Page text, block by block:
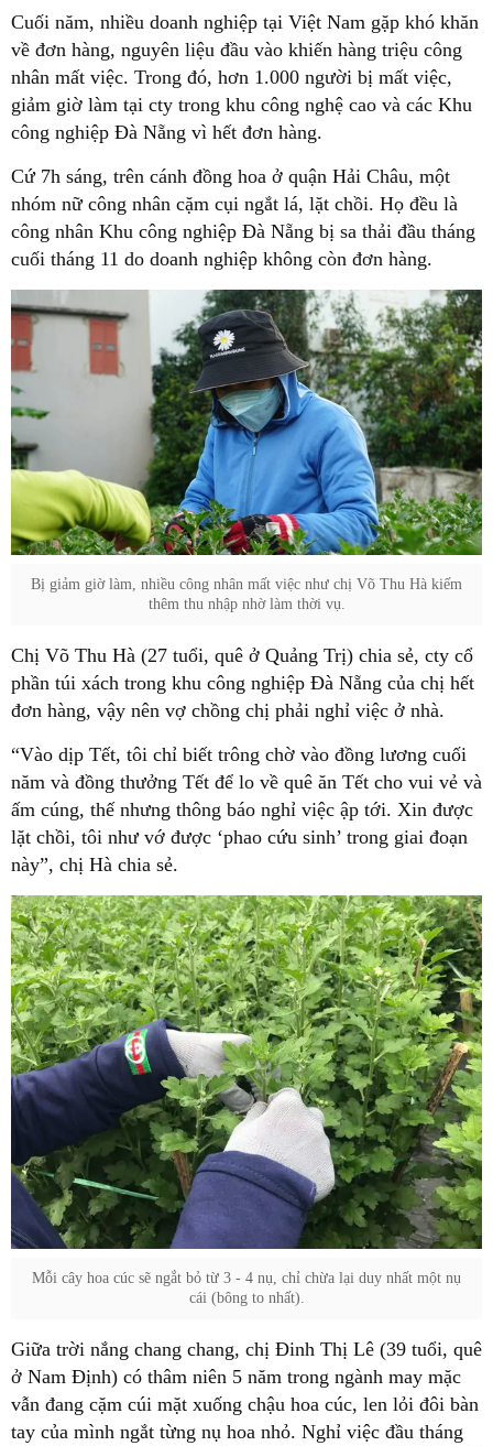
Cuối năm, nhiều doanh nghiệp tại Việt Nam gặp khó khăn
về đơn hàng, nguyên liệu đầu vào khiến hàng triệu công
nhân mất việc. Trong đó, hơn 1.000 người bị mất việc,
giảm giờ làm tại cty trong khu công nghệ cao và các Khu
công nghiệp Đà Nẵng vì hết đơn hàng.
Cứ 7h sáng, trên cánh đồng hoa ở quận Hải Châu, một
nhóm nữ công nhân cặm cụi ngắt lá, lặt chồi. Họ đều là
công nhân Khu công nghiệp Đà Nẵng bị sa thải đầu tháng
cuối tháng 11 do doanh nghiệp không còn đơn hàng.
Bị giảm giờ làm, nhiều công nhân mất việc như chị Võ Thu Hà kiếm
thêm thu nhập nhờ làm thời vụ.
Chị Võ Thu Hà (27 tuổi, quê ở Quảng Trị) chia sẻ, cty cổ
phần túi xách trong khu công nghiệp Đà Nẵng của chị hết
đơn hàng, vậy nên vợ chồng chị phải nghỉ việc ở nhà.
“Vào dịp Tết, tôi chỉ biết trông chờ vào đồng lương cuối
năm và đồng thưởng Tết để lo về quê ăn Tết cho vui vẻ và
ấm cúng, thế nhưng thông báo nghỉ việc ập tới. Xin được
lặt chồi, tôi như vớ được ‘phao cứu sinh’ trong giai đoạn
này”, chị Hà chia sẻ.
Mỗi cây hoa cúc sẽ ngắt bỏ từ 3 - 4 nụ, chỉ chừa lại duy nhất một nụ
cái (bông to nhất).
Giữa trời nắng chang chang, chị Đinh Thị Lê (39 tuổi, quê
ở Nam Định) có thâm niên 5 năm trong ngành may mặc
vẫn đang cặm cúi mặt xuống chậu hoa cúc, len lỏi đôi bàn
tay của mình ngắt từng nụ hoa nhỏ. Nghỉ việc đầu tháng